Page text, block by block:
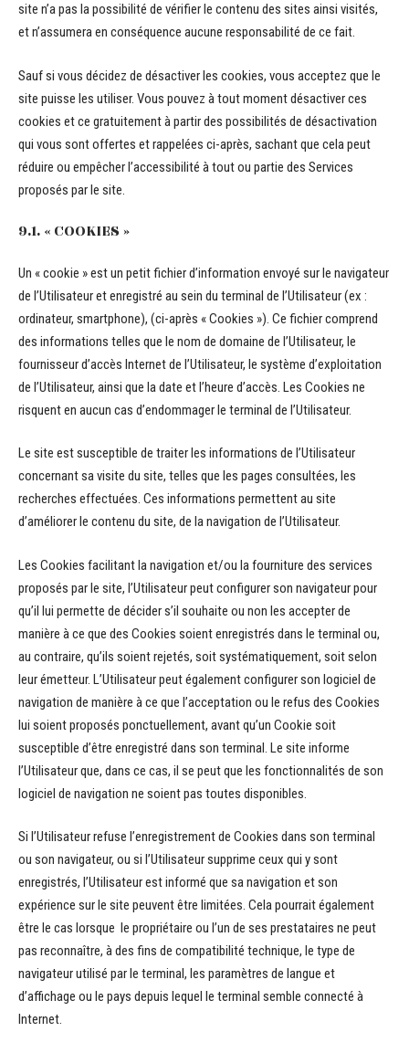
site n’a pas la possibilité de vérifier le contenu des sites ainsi visités,
et n’assumera en conséquence aucune responsabilité de ce fait.
Sauf si vous décidez de désactiver les cookies, vous acceptez que le
site puisse les utiliser. Vous pouvez à tout moment désactiver ces
cookies et ce gratuitement à partir des possibilités de désactivation
qui vous sont offertes et rappelées ci-après, sachant que cela peut
réduire ou empêcher l’accessibilité à tout ou partie des Services
proposés par le site.
9.1. « COOKIES »
Un « cookie » est un petit fichier d’information envoyé sur le navigateur
de l’Utilisateur et enregistré au sein du terminal de l’Utilisateur (ex :
ordinateur, smartphone), (ci-après « Cookies »). Ce fichier comprend
des informations telles que le nom de domaine de l’Utilisateur, le
fournisseur d’accès Internet de l’Utilisateur, le système d’exploitation
de l’Utilisateur, ainsi que la date et l’heure d’accès. Les Cookies ne
risquent en aucun cas d’endommager le terminal de l’Utilisateur.
Le site est susceptible de traiter les informations de l’Utilisateur
concernant sa visite du site, telles que les pages consultées, les
recherches effectuées. Ces informations permettent au site
d’améliorer le contenu du site, de la navigation de l’Utilisateur.
Les Cookies facilitant la navigation et/ou la fourniture des services
proposés par le site, l’Utilisateur peut configurer son navigateur pour
qu’il lui permette de décider s’il souhaite ou non les accepter de
manière à ce que des Cookies soient enregistrés dans le terminal ou,
au contraire, qu’ils soient rejetés, soit systématiquement, soit selon
leur émetteur. L’Utilisateur peut également configurer son logiciel de
navigation de manière à ce que l’acceptation ou le refus des Cookies
lui soient proposés ponctuellement, avant qu’un Cookie soit
susceptible d’être enregistré dans son terminal. Le site informe
l’Utilisateur que, dans ce cas, il se peut que les fonctionnalités de son
logiciel de navigation ne soient pas toutes disponibles.
Si l’Utilisateur refuse l’enregistrement de Cookies dans son terminal
ou son navigateur, ou si l’Utilisateur supprime ceux qui y sont
enregistrés, l’Utilisateur est informé que sa navigation et son
expérience sur le site peuvent être limitées. Cela pourrait également
être le cas lorsque le propriétaire ou l’un de ses prestataires ne peut
pas reconnaître, à des fins de compatibilité technique, le type de
navigateur utilisé par le terminal, les paramètres de langue et
d’affichage ou le pays depuis lequel le terminal semble connecté à
Internet.